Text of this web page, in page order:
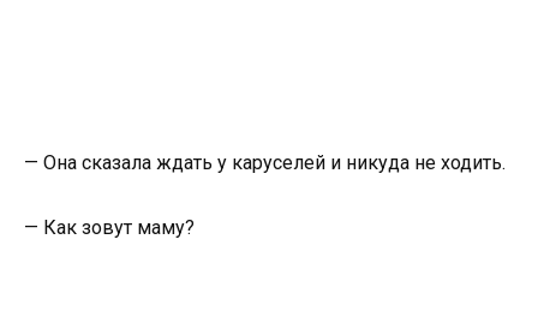
— Она сказала ждать у каруселей и никуда не ходить.
— Как зовут маму?